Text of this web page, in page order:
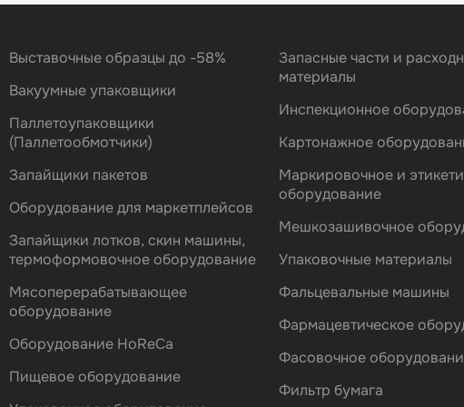
Выставочные образцы до -58%
Вакуумные упаковщики
Паллетоупаковщики
(Паллетообмотчики)
Запайщики пакетов
Оборудование для маркетплейсов
Запайщики лотков, скин машины,
термоформовочное оборудование
Мясоперерабатывающее
оборудование
Оборудование HoReCa
Пищевое оборудование
Запасные части и
материалы
Инспекционное
Картонажное
Маркировочное и
оборудование
Мешкозашивочное
Упаковочные материалы
Фальцевальные машины
Фармацевтическое
Фасовочноe
Фильтр бумага